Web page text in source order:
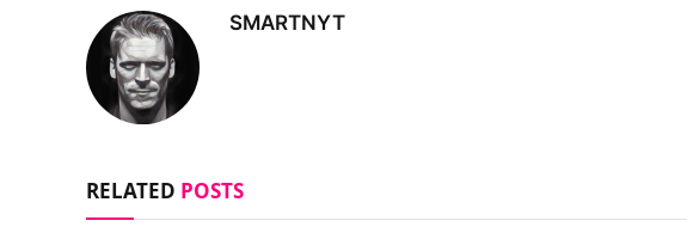
SMARTNYT
RELATED POSTS